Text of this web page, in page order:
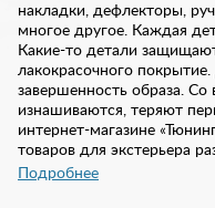
накладки, дефлекторы,
многое другое. Каждая
Какие-то детали
лакокрасочного
завершенность образа. Со
изнашиваются, теряют
интернет-магазине
товаров для экстерьера
изделия отличаются
Подробнее